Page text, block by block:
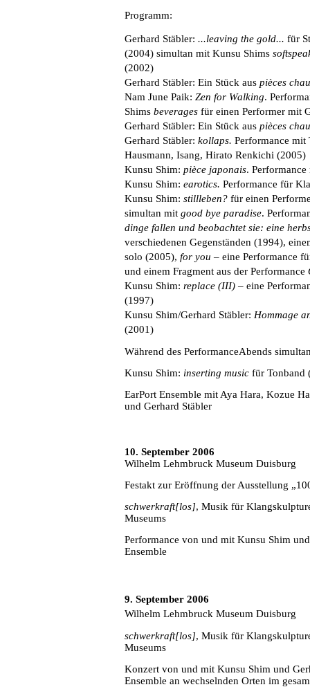
Programm:
Gerhard Stäbler: ...leaving the gold... für
(2004) simultan mit Kunsu Shims
(2002)
Gerhard Stäbler: Ein Stück aus pièces
Nam June Paik: Zen for Walking.
Shims beverages für einen Performer mit
Gerhard Stäbler: Ein Stück aus pièces
Gerhard Stäbler: kollaps. Performance mit
Hausmann, Isang, Hirato Renkichi (2005)
Kunsu Shim: pièce japonais.
Kunsu Shim: earotics. Performance für
Kunsu Shim: stillleben? für einen
simultan mit good bye paradise.
dinge fallen und beobachtet sie: eine
verschiedenen Gegenständen (1994),
solo (2005), for you – eine Performance
und einem Fragment aus der Performance
Kunsu Shim: replace (III) – eine
(1997)
Kunsu Shim/Gerhard Stäbler: Hommage
(2001)
Während des PerformanceAbends
Kunsu Shim: inserting music für Tonband
EarPort Ensemble mit Aya Hara, Kozue
und Gerhard Stäbler
10. September 2006
Wilhelm Lehmbruck Museum Duisburg
Festakt zur Eröffnung der Ausstellung
schwerkraft[los], Musik für
Museums
Performance von und mit Kunsu Shim
Ensemble
9. September 2006
Wilhelm Lehmbruck Museum Duisburg
schwerkraft[los], Musik für
Museums
Konzert von und mit Kunsu Shim und
Ensemble an wechselnden Orten im